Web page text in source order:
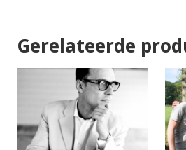
Gerelateerde